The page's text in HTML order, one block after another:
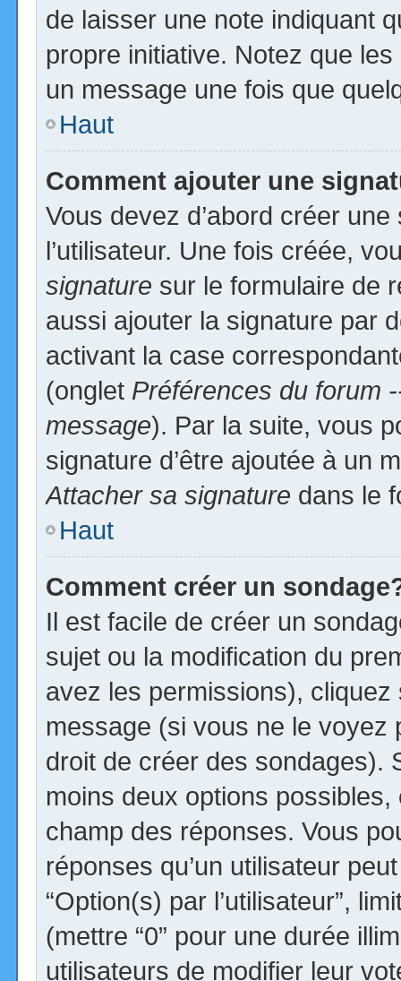
de laisser une note indiquant
propre initiative. Notez que
un message une fois que
Haut
Comment ajouter une
Vous devez d’abord créer
l’utilisateur. Une fois créée,
signature sur le formulaire de
aussi ajouter la signature par
activant la case
(onglet Préférences du forum
message). Par la suite, vous
signature d’être ajoutée à un
Attacher sa signature dans le
Haut
Comment créer un
Il est facile de créer un
sujet ou la modification du
avez les permissions), cliquez
message (si vous ne le voyez
droit de créer des sondages).
moins deux options
champ des réponses. Vous
réponses qu’un utilisateur
“Option(s) par l’utilisateur”,
(mettre “0” pour une durée
utilisateurs de modifier leur